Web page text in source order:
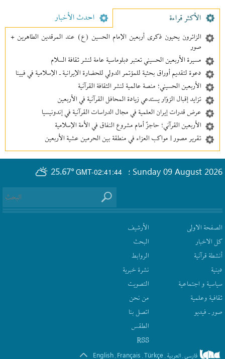
الأکثر قراءة احدث الأخبار
الزائرون يحيون ذكرى أربعين الإمام الحسين (ع) عند المرقدين الطاهرين +
صور
مسيرة الأربعين الحسيني تعتبر دبلوماسية عامة لنشر ثقافة السلام
دعوة لتقديم أوراق بحثية للمؤتمر الدولي للحضارة الإيرانية ـ الإسلامية في فيينا
الأربعين الحسيني؛ منصة عالمية لنشر الثقافة القرآنية
تزايد إقبال الزوّار يستدعي زيادة المحافل القرآنية في الأربعين
عرض قدرات إيران العلمية في مجال الدراسات القرآنية في إندونيسيا
الأربعين القرآني؛ حاجزٌ أمام مشروع النفاق في الأمة الإسلامية
تقرير مصور | مواكب العزاء في منطقة بين‌ الحرمین عشية الأربعين
GMT-02:41:44
25.67° Sunday 09 August 2026 ؛
الصفحة الاولى
كل الاخبار
أنشطة قرآنیة
دينية
سیاسیة و اجتماعیة
ثقافیة وعلمیة
صور ـ فيديو
الأرشیف
البحث
الروابط
نشرة‌ خبریة
التصويت
من نحن
اتصل بنا
الطقس
RSS
فارسی. العربیة .
Türkçe
.
Français
.
English